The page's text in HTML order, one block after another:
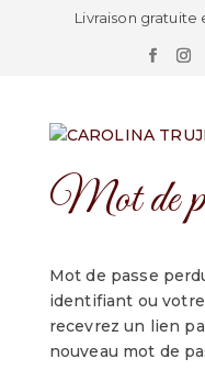
Livraison gratuite
Mot de
Mot de passe
identifiant ou
recevrez un lien
nouveau mot de